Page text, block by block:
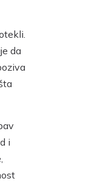
da
i